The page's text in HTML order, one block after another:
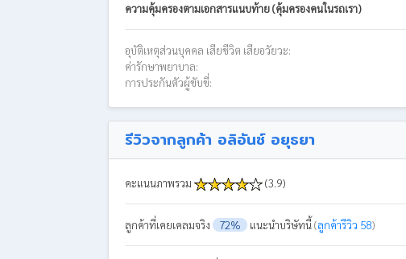
ความคุ้มครองตามเอกสารแนบท้าย (คุ้มครองคนในรถเรา)
อุบัติเหตุส่วนบุคคล เสียชีวิต เสียอวัยวะ:
ค่ารักษาพยาบาล:
การประกันตัวผู้ขับขี่:
รีวิวจากลูกค้า อลิอันซ์ อยุธยา
คะแนนภาพรวม (3.9)
ลูกค้าที่เคยเคลมจริง 72% แนะนำบริษัทนี้(ลูกค้ารีวิว 58)